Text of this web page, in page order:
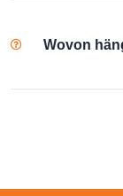
Wovon